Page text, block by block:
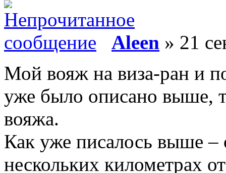
Aleen » 21
Мой вояж на виза-ран и
уже было описано выше,
вояжа.
Как уже писалось выше –
нескольких километрах